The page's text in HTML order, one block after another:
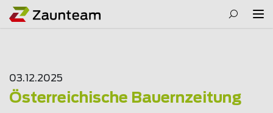
03.12.2025
Österreichische Bauernzeitung